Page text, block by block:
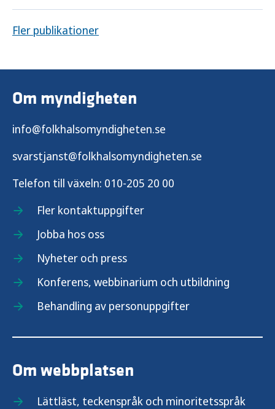
Fler publikationer
Om myndigheten
info@folkhalsomyndigheten.se
svarstjanst@folkhalsomyndigheten.se
Telefon till växeln: 010-205 20 00
Fler kontaktuppgifter
Jobba hos oss
Nyheter och press
Konferens, webbinarium och utbildning
Behandling av personuppgifter
Om webbplatsen
Lättläst, teckenspråk och minoritetsspråk